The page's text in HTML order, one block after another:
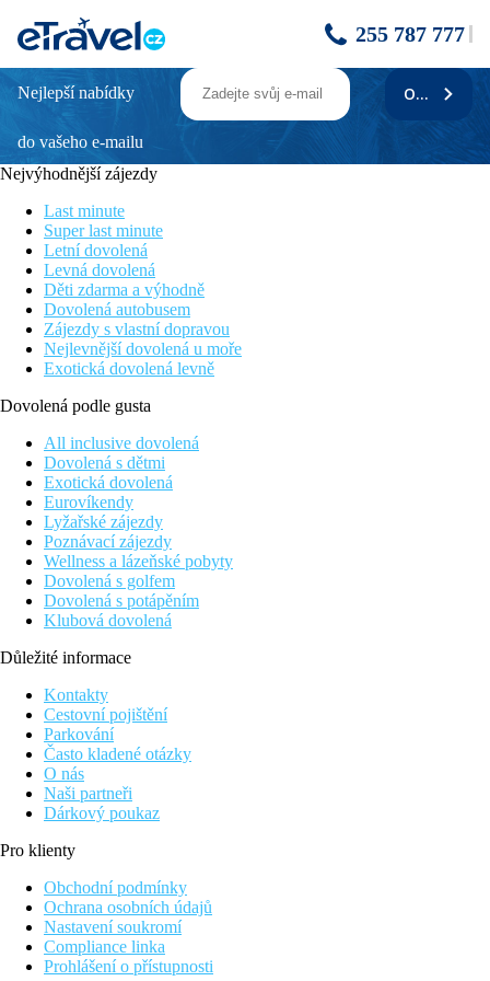
255 787 777
DON JUAN RESORT AFFILIATED BY
FERGUS
Poloha
velkým množstvím obchůdků, barů, restaurací a vyhlášených
diskoték. Krásná písečná pláž s hrubším pískem se nachází cca
450 m od hotelu, letiště Barcelona cca 70 km.
Vybavení
Vstupní hala, recepce, bazén, bar u bazénu, lehátka a slunečníky
u bazénu zdarma, zahrada, parking za poplatek.
Pokoje
vlasů), TV/sat., klimatizace, telefon, trezor (za poplatek),
Ostatní typy pokojů
pokoje výše uvedené vybavení)
Dvoulůžkový pokoj, výhled bazén:
Dvoulůžkový pokoj, superior:
Dvoulůžkový pokoj, superior, výhled bazén:
modernější vybavení, výhled bazén.
Rodinný pokoj:manželská postel a sofa.
Rodinný pokoj deluxe:
minilednička, manželská postel, sofa, dvě jednolůžka, dva
balkony.
minilednička, nejvyšší patro, manželská postel, sofa a dvě
jednolůžka, terasa.
Pláž
Krásná písečná pláž cca 450 m od hotelu, lehátka a slunečníky
na pláži za poplatek.
Stravování
Snídaně formou bufetu, za příplatek polopenze plus (voda a víno
k večeři), za příplatek plná penze plus (voda a víno k obědu a
večeři) a all inclusive.
Zábava
Animační programy.
Děti
Dětský bazén, miniklub.
Nejlepší nabídky
do vašeho e-mailu
ODEBÍRAT
Nejvýhodnější zájezdy
Last minute
Super last minute
Letní dovolená
Levná dovolená
Děti zdarma a výhodně
Dovolená autobusem
Zájezdy s vlastní dopravou
Nejlevnější dovolená u moře
Exotická dovolená levně
Dovolená podle gusta
All inclusive dovolená
Dovolená s dětmi
Exotická dovolená
Eurovíkendy
Lyžařské zájezdy
Poznávací zájezdy
Wellness a lázeňské pobyty
Dovolená s golfem
Dovolená s potápěním
Klubová dovolená
Důležité informace
Kontakty
Cestovní pojištění
Parkování
Často kladené otázky
O nás
Naši partneři
Dárkový poukaz
Pro klienty
Obchodní podmínky
Ochrana osobních údajů
Nastavení soukromí
Compliance linka
Prohlášení o přístupnosti